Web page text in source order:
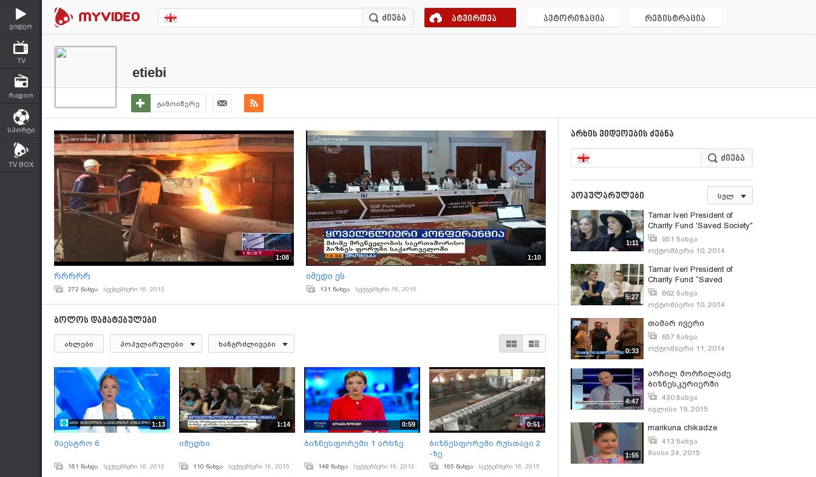
ვიდეო
TV
რადიო
სპორტი
TV BOX
ატვირთვა ავტორიზაცია რეგისტრაცია
etiebi
გამოიწერე
1:08
რრრრრ
272 ნახვა სექტემბერი 16, 2015
1:10
იმედი ეს
131 ნახვა სექტემბერი 16, 2015
ბოლოს დამატებულები
ახლები პოპულარულები ხანგრძლივები
1:13
მაესტრო 6
161 ნახვა სექტემბერი 16, 2015
1:14
იმედხი
110 ნახვა სექტემბერი 16, 2015
0:59
ბიზნესფორუმი 1 არხზე
148 ნახვა სექტემბერი 16, 2015
0:51
ბიზნესფორუმი რუსთავი 2
-ზე
165 ნახვა სექტემბერი 16, 2015
არხის ვიდეოების ძებნა
პოპულარულები სულ
1:11
Tamar Iveri President of
Charity Fund 'Saved Society"
951 ნახვა
ოქტომბერი 10, 2014
5:27
Tamar Iveri President of
Charity Fund “Saved
Society”862 ნახვა
ოქტომბერი 10, 2014
0:33
თამარ ივერი
657 ნახვა
ოქტომბერი 11, 2014
4:47
არჩილ მორჩილაძე
ბიზნესკურიერში
430 ნახვა
ივლისი 19, 2015
1:55
marikuna chikadze
413 ნახვა
მაისი 24, 2015